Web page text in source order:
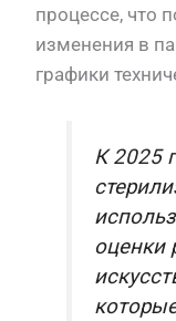
процессе, что
изменения в
графики
К 2025
оценки